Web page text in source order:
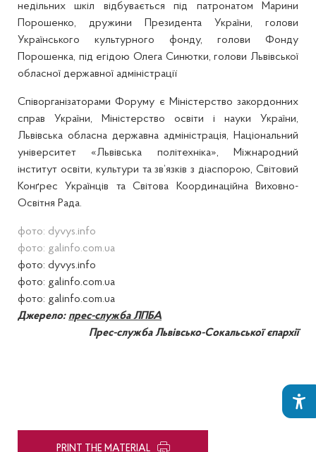
недільних шкіл відбувається під патронатом Марини
Порошенко, дружини Президента України, голови
Українського культурного фонду, голови Фонду
Порошенка, під егідою Олега Синютки, голови Львівської
обласної державної адміністрації
Співорганізаторами Форуму є Міністерство закордонних
справ України, Міністерство освіти і науки України,
Львівська обласна державна адміністрація, Національний
університет «Львівська політехніка», Міжнародний
інститут освіти, культури та зв’язків з діаспорою, Світовий
Конґрес Українців та Світова Координаційна Виховно-
Освітня Рада.
фото: dyvys.info
фото: galinfo.com.ua
фото: dyvys.info
фото: galinfo.com.ua
фото: galinfo.com.ua
Джерело: прес-служба ЛПБА
Прес-служба Львівсько-Сокальської єпархії
PRINT THE MATERIAL